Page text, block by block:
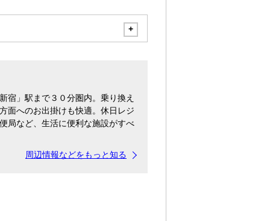
宿」駅まで３０分圏内。乗り換え
面へのお出掛けも快適。休日レジ
局など、生活に便利な施設がすべ
周辺情報などをもっと知る